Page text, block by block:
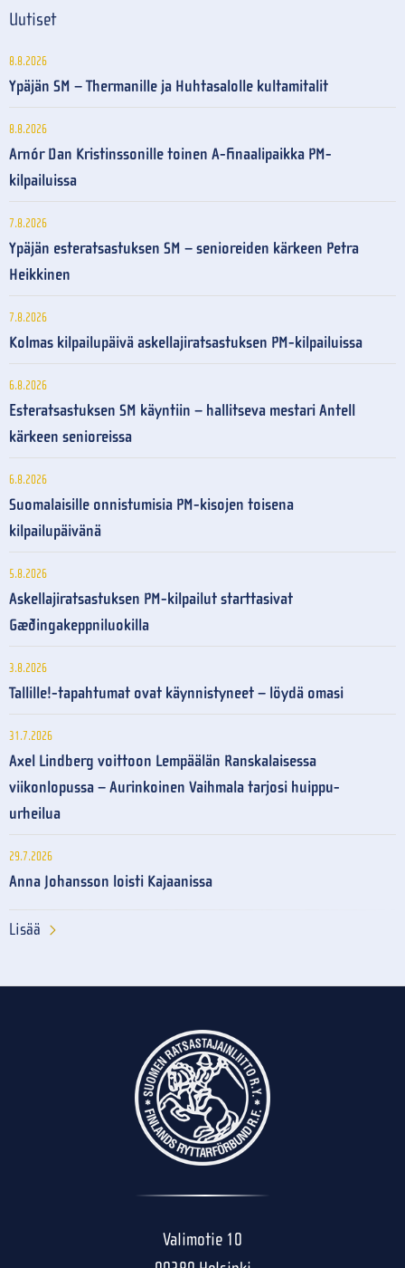
Uutiset
8.8.2026
Ypäjän SM – Thermanille ja Huhtasalolle kultamitalit
8.8.2026
Arnór Dan Kristinssonille toinen A-finaalipaikka PM-
kilpailuissa
7.8.2026
Ypäjän esteratsastuksen SM – senioreiden kärkeen Petra
Heikkinen
7.8.2026
Kolmas kilpailupäivä askellajiratsastuksen PM-kilpailuissa
6.8.2026
Esteratsastuksen SM käyntiin – hallitseva mestari Antell
kärkeen senioreissa
6.8.2026
Suomalaisille onnistumisia PM-kisojen toisena
kilpailupäivänä
5.8.2026
Askellajiratsastuksen PM-kilpailut starttasivat
Gæðingakeppniluokilla
3.8.2026
Tallille!-tapahtumat ovat käynnistyneet – löydä omasi
31.7.2026
Axel Lindberg voittoon Lempäälän Ranskalaisessa
viikonlopussa – Aurinkoinen Vaihmala tarjosi huippu-
urheilua
29.7.2026
Anna Johansson loisti Kajaanissa
Lisää
Valimotie 10